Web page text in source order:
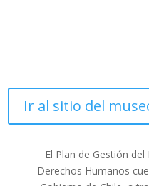
Ir al sitio del
El Plan de Gestión
Derechos Humanos